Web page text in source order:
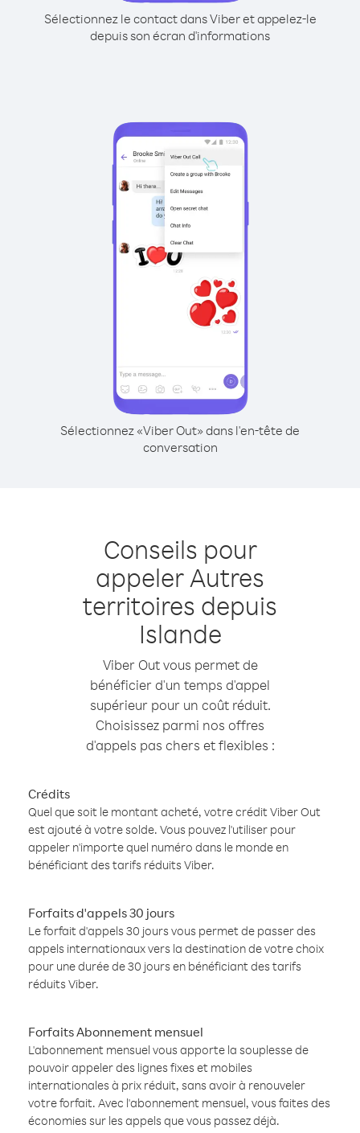
Sélectionnez le contact dans Viber et appelez-le
depuis son écran d'informations
Sélectionnez «Viber Out» dans l'en-tête de
conversation
Conseils pour
appeler Autres
territoires depuis
Islande
Viber Out vous permet de
bénéficier d'un temps d'appel
supérieur pour un coût réduit.
Choisissez parmi nos offres
d'appels pas chers et flexibles :
Crédits
Quel que soit le montant acheté, votre crédit Viber Out
est ajouté à votre solde. Vous pouvez l'utiliser pour
appeler n'importe quel numéro dans le monde en
bénéficiant des tarifs réduits Viber.
Forfaits d'appels 30 jours
Le forfait d'appels 30 jours vous permet de passer des
appels internationaux vers la destination de votre choix
pour une durée de 30 jours en bénéficiant des tarifs
réduits Viber.
Forfaits Abonnement mensuel
L'abonnement mensuel vous apporte la souplesse de
pouvoir appeler des lignes fixes et mobiles
internationales à prix réduit, sans avoir à renouveler
votre forfait. Avec l'abonnement mensuel, vous faites des
économies sur les appels que vous passez déjà.